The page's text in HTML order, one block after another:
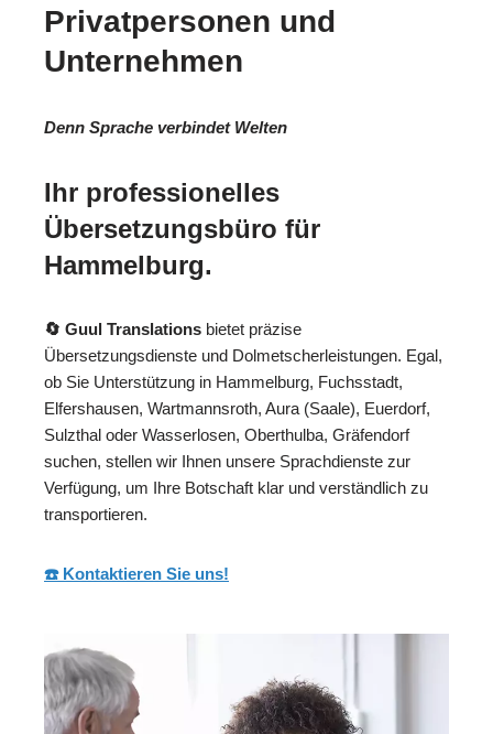
Privatpersonen und
Unternehmen
Denn Sprache verbindet Welten
Ihr professionelles
Übersetzungsbüro für
Hammelburg.
🔄 Guul Translations bietet präzise
Übersetzungsdienste und Dolmetscherleistungen. Egal,
ob Sie Unterstützung in Hammelburg, Fuchsstadt,
Elfershausen, Wartmannsroth, Aura (Saale), Euerdorf,
Sulzthal oder Wasserlosen, Oberthulba, Gräfendorf
suchen, stellen wir Ihnen unsere Sprachdienste zur
Verfügung, um Ihre Botschaft klar und verständlich zu
transportieren.
☎️ Kontaktieren Sie uns!